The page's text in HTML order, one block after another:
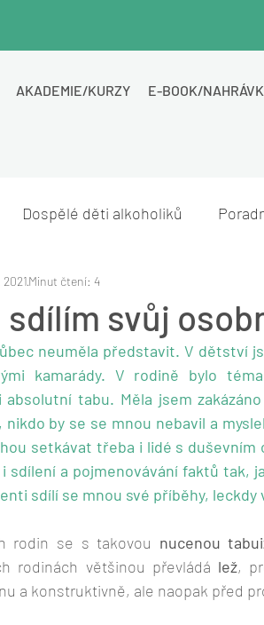
AKADEMIE/KURZY E-BOOK/
Dospělé děti alkoholiků
svůj
2021Minut čtení: 4
neuměla představit. V dětství
kamarády. V rodině bylo
tabu. Měla jsem
by se se mnou nebavil a
setkávat třeba i lidé s duševním
sdílení a pojmenovávání faktů tak,
sdílí se mnou své příběhy, leckdy
rodin se s takovou nucenou
rodinách většinou převládá lež,
a konstruktivně, ale naopak před